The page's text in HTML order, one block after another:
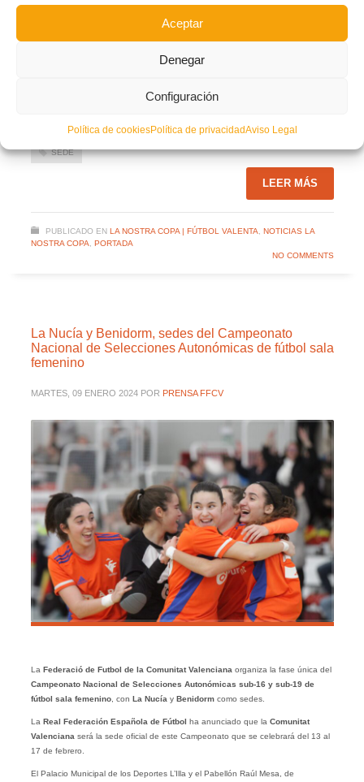
Aceptar
Denegar
Configuración
Política de cookiesPolítica de privacidadAviso Legal
Facebook
TwitterCompartir
DISCÓBOLO LA TORRE AC
FINAL LA NOSTRA COPA VALENTA MIRAMAR CF
SEDE
LEER MÁS
PUBLICADO EN LA NOSTRA COPA | FÚTBOL VALENTA
NOTICIAS LA
NOSTRA COPA
PORTADA
NO COMMENTS
La Nucía y Benidorm, sedes del Campeonato
Nacional de Selecciones Autonómicas de fútbol sala
femenino
MARTES, 09 ENERO 2024 POR PRENSA FFCV
La Federació de Futbol de la Comunitat Valenciana organiza la fase única del
Campeonato Nacional de Selecciones Autonómicas sub-16 y sub-19 de
fútbol sala femenino, con La Nucía y Benidormcomo sedes.
La Real Federación Española de Fútbol ha anunciado que la Comunitat
Valenciana será la sede oficial de este Campeonato que se celebrará del 13 al
17 de febrero.
El Palacio Municipal de los Deportes L’Illa y el Pabellón Raúl Mesa, de